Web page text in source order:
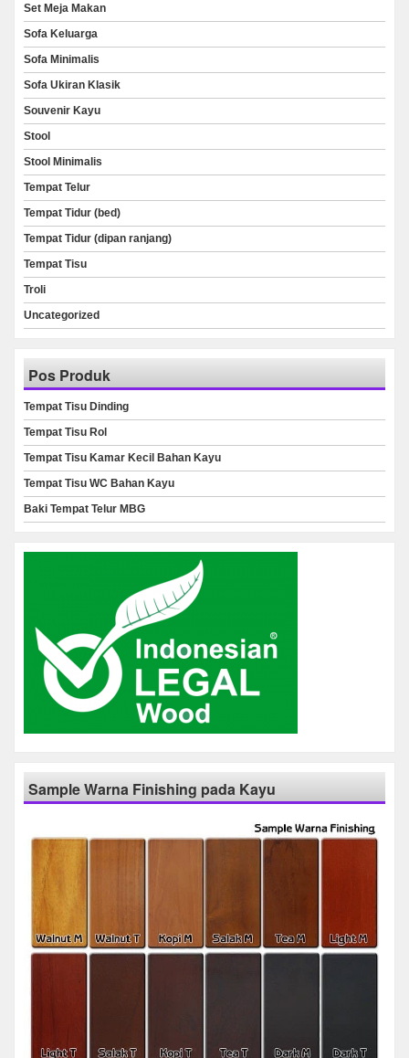
Set Meja Makan
Sofa Keluarga
Sofa Minimalis
Sofa Ukiran Klasik
Souvenir Kayu
Stool
Stool Minimalis
Tempat Telur
Tempat Tidur (bed)
Tempat Tidur (dipan ranjang)
Tempat Tisu
Troli
Uncategorized
Pos Produk
Tempat Tisu Dinding
Tempat Tisu Rol
Tempat Tisu Kamar Kecil Bahan Kayu
Tempat Tisu WC Bahan Kayu
Baki Tempat Telur MBG
Sample Warna Finishing pada Kayu